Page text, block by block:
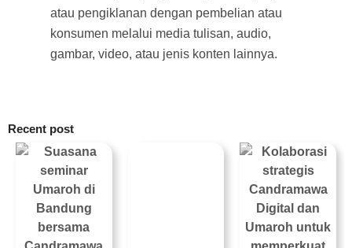
atau pengiklanan dengan pembelian atau
konsumen melalui media tulisan, audio,
gambar, video, atau jenis konten lainnya.
Recent post